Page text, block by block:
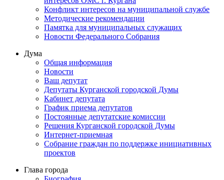
Конфликт интересов на муниципальной службе
Методические рекомендации
Памятка для муниципальных служащих
Новости Федерального Cобрания
Дума
Общая информация
Новости
Ваш депутат
Депутаты Курганской городской Думы
Кабинет депутата
График приема депутатов
Постоянные депутатские комиссии
Решения Курганской городской Думы
Интернет-приемная
Собрание граждан по поддержке инициативных
проектов
Глава города